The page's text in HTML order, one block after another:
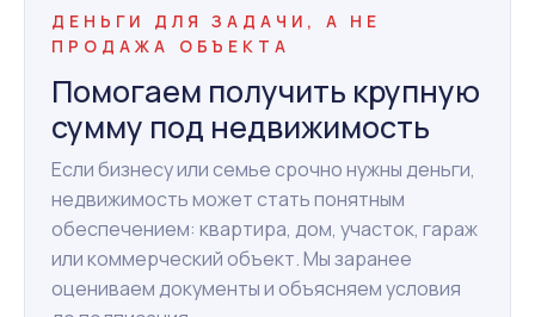
ДЕНЬГИ ДЛЯ ЗАДАЧИ, А НЕ
ПРОДАЖА ОБЪЕКТА
Помогаем получить крупную
сумму под недвижимость
Если бизнесу или семье срочно нужны деньги,
недвижимость может стать понятным
обеспечением: квартира, дом, участок, гараж
или коммерческий объект. Мы заранее
оцениваем документы и объясняем условия